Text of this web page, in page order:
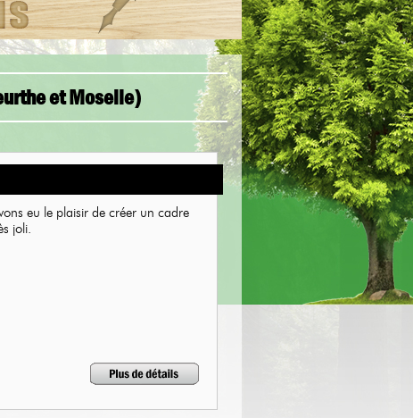
et Moselle)
eu le plaisir de créer un cadre
joli.